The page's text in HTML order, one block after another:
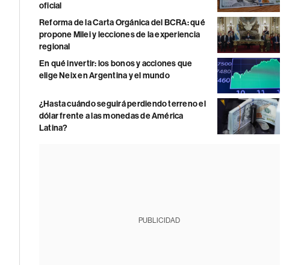
oficial
Reforma de la Carta Orgánica del BCRA: qué
propone Milei y lecciones de la experiencia
regional
En qué invertir: los bonos y acciones que
elige Neix en Argentina y el mundo
¿Hasta cuándo seguirá perdiendo terreno el
dólar frente a las monedas de América
Latina?
PUBLICIDAD